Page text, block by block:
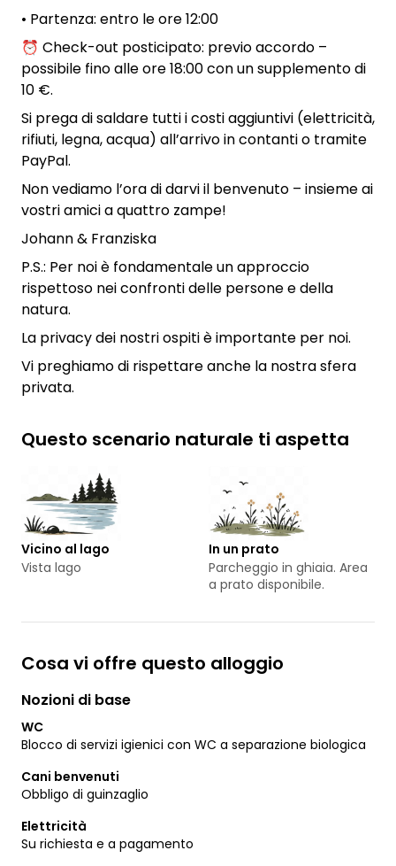
• Partenza: entro le ore 12:00
⏰ Check-out posticipato: previo accordo –
possibile fino alle ore 18:00 con un supplemento di
10 €.
Si prega di saldare tutti i costi aggiuntivi (elettricità,
rifiuti, legna, acqua) all’arrivo in contanti o tramite
PayPal.
Non vediamo l’ora di darvi il benvenuto – insieme ai
vostri amici a quattro zampe!
Johann & Franziska
P.S.: Per noi è fondamentale un approccio
rispettoso nei confronti delle persone e della
natura.
La privacy dei nostri ospiti è importante per noi.
Vi preghiamo di rispettare anche la nostra sfera
privata.
Questo scenario naturale ti aspetta
Vicino al lago
Vista lago
In un prato
Parcheggio in ghiaia. Area
a prato disponibile.
Cosa vi offre questo alloggio
Nozioni di base
WC
Blocco di servizi igienici con WC a separazione biologica
Cani benvenuti
Obbligo di guinzaglio
Elettricità
Su richiesta e a pagamento